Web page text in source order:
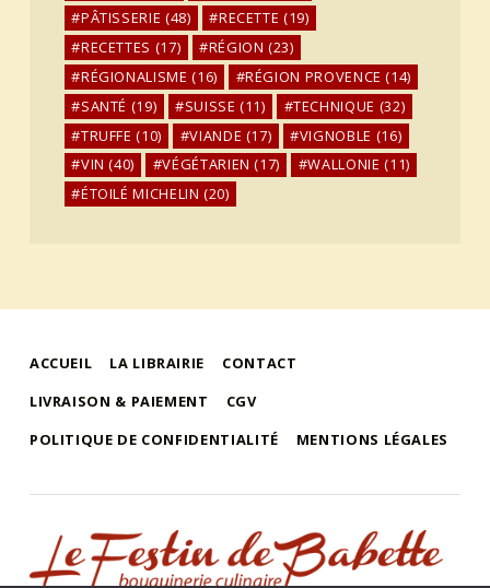
PÂTISSERIE (48) RECETTE (19)
RECETTES (17) RÉGION (23)
RÉGIONALISME (16) RÉGION PROVENCE (14)
SANTÉ (19) SUISSE (11) TECHNIQUE (32)
TRUFFE (10) VIANDE (17) VIGNOBLE (16)
VIN (40) VÉGÉTARIEN (17) WALLONIE (11)
ÉTOILÉ MICHELIN (20)
ACCUEIL LA LIBRAIRIE
CONTACT
LIVRAISON & PAIEMENT
CGV
POLITIQUE DE CONFIDENTIALITÉ
MENTIONS LÉGALES
le festin de babette
"LE FESTIN DE BABETTE" – BOUQUINERIE GASTRONOMIQUE